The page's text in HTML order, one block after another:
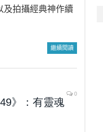
及拍攝經典神作續
繼續閱讀
0
》：有靈魂